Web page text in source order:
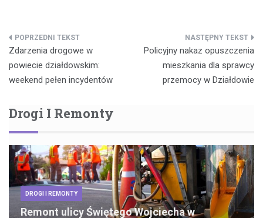
Nawigacja
wpisu
Zdarzenia drogowe w
powiecie działdowskim:
weekend pełen incydentów
Policyjny nakaz opuszczenia
mieszkania dla sprawcy
przemocy w Działdowie
Drogi I Remonty
DROGI I REMONTY
Remont ulicy Świętego Wojciecha w